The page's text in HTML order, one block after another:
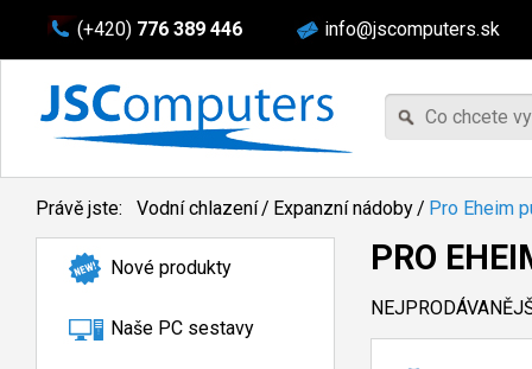
(+420) 776 389 446 info@jscomputers.sk
Právě jste: Vodní chlazení/ Expanzní nádoby/ Pro Eheim
Nové produkty
Naše PC sestavy
PRO